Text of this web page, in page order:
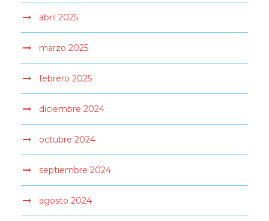
abril 2025
marzo 2025
febrero 2025
diciembre 2024
octubre 2024
septiembre 2024
agosto 2024